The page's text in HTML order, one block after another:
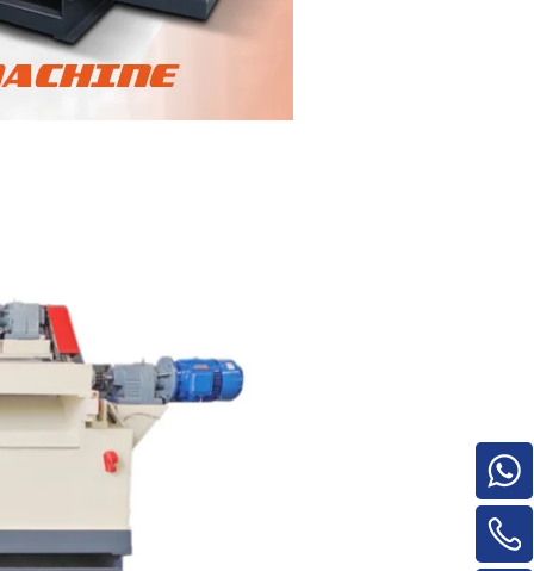
Pilha de madeira compensada para
máquina de rotatividade de
material/máquina de rotatividade de